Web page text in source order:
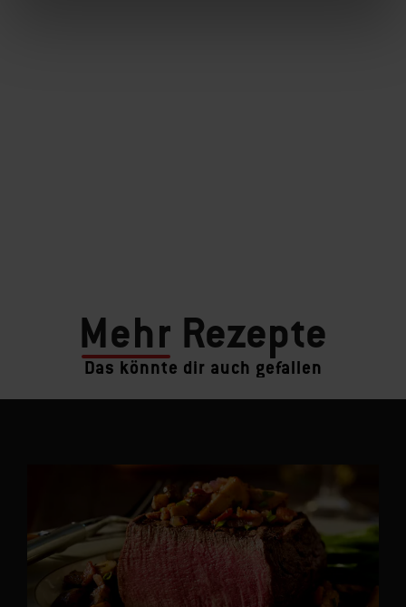
Mehr Rezepte
Das könnte dir auch gefallen